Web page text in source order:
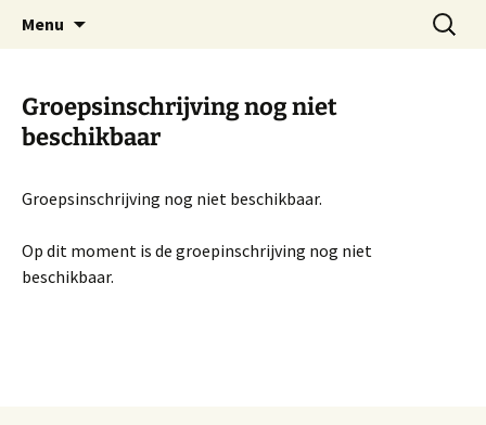
Menu
Zoeken
naar:
Groepsinschrijving nog niet
beschikbaar
Groepsinschrijving nog niet beschikbaar.
Op dit moment is de groepinschrijving nog niet
beschikbaar.